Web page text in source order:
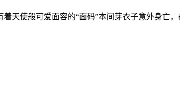
天使般可爱面容的“面码”本间芽衣子意外身亡